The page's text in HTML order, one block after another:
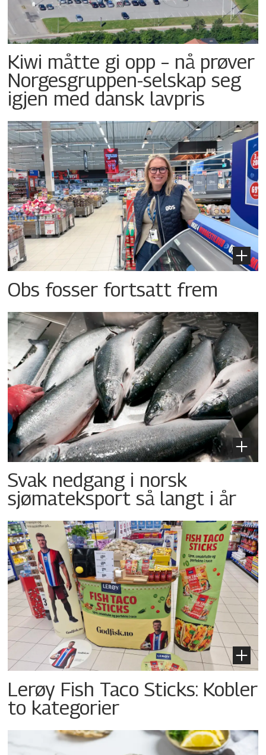
Kiwi måtte gi opp – nå prøver
Norgesgruppen-selskap seg
igjen med dansk lavpris
Obs fosser fortsatt frem
Svak nedgang i norsk
sjømateksport så langt i år
Lerøy Fish Taco Sticks: Kobler
to kategorier